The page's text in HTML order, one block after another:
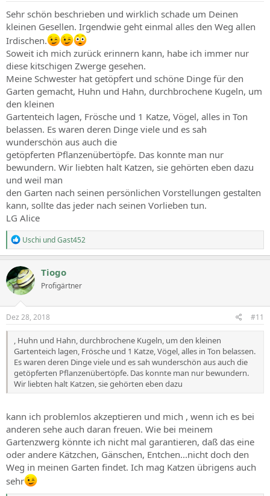
Sehr schön beschrieben und wirklich schade um Deinen
kleinen Gesellen. Irgendwie geht einmal alles den Weg allen
Irdischen.
Soweit ich mich zurück erinnern kann, habe ich immer nur
diese kitschigen Zwerge gesehen.
Meine Schwester hat getöpfert und schöne Dinge für den
Garten gemacht, Huhn und Hahn, durchbrochene Kugeln, um
den kleinen
Gartenteich lagen, Frösche und 1 Katze, Vögel, alles in Ton
belassen. Es waren deren Dinge viele und es sah
wunderschön aus auch die
getöpferten Pflanzenübertöpfe. Das konnte man nur
bewundern. Wir liebten halt Katzen, sie gehörten eben dazu
und weil man
den Garten nach seinen persönlichen Vorstellungen gestalten
kann, sollte das jeder nach seinen Vorlieben tun.
LG Alice
R
e
a
c
t
i
o
n
s
Uschi undGast452
Tiogo
Profigärtner
Dez 28, 2018 #11
, Huhn und Hahn, durchbrochene Kugeln, um den kleinen
Gartenteich lagen, Frösche und 1 Katze, Vögel, alles in Ton belassen.
Es waren deren Dinge viele und es sah wunderschön aus auch die
getöpferten Pflanzenübertöpfe. Das konnte man nur bewundern.
Wir liebten halt Katzen, sie gehörten eben dazu
kann ich problemlos akzeptieren und mich , wenn ich es bei
anderen sehe auch daran freuen. Wie bei meinem
Gartenzwerg könnte ich nicht mal garantieren, daß das eine
oder andere Kätzchen, Gänschen, Entchen...nicht doch den
Weg in meinen Garten findet. Ich mag Katzen übrigens auch
sehr